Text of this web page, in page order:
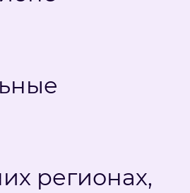
регионах,